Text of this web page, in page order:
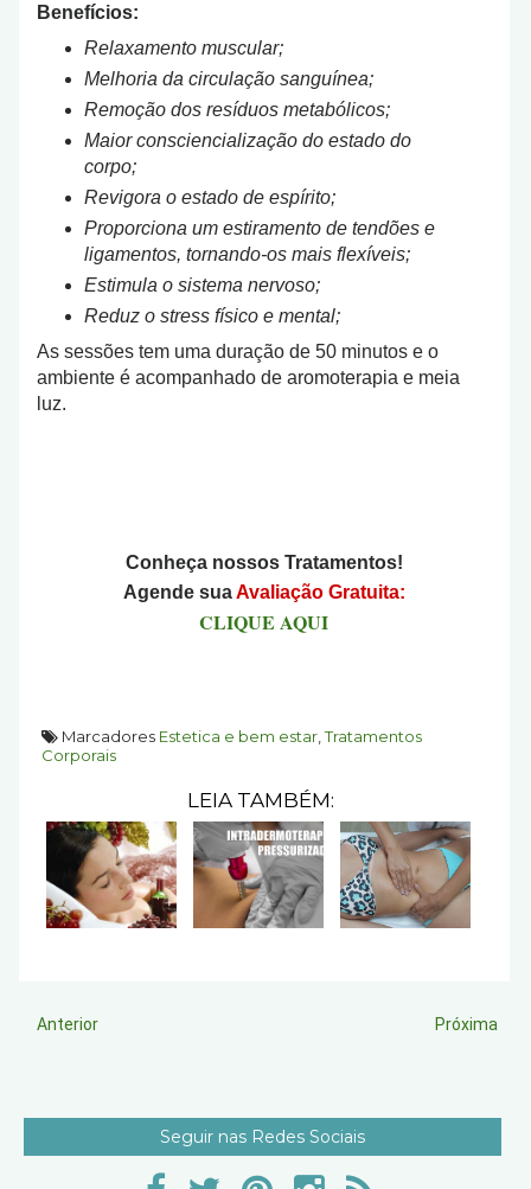
Benefícios:
Relaxamento muscular;
Melhoria da circulação sanguínea;
Remoção dos resíduos metabólicos;
Maior consciencialização do estado do
corpo;
Revigora o estado de espírito;
Proporciona um estiramento de tendões e
ligamentos, tornando-os mais flexíveis;
Estimula o sistema nervoso;
Reduz o stress físico e mental;
As sessões tem uma duração de 50 minutos e o
ambiente é acompanhado de aromoterapia e meia
luz.
Conheça nossos Tratamentos!
Agende suaAvaliação Gratuita:
CLIQUE AQUI
Marcadores Estetica e bem estar,Tratamentos
Corporais
LEIA TAMBÉM:
Anterior Próxima
Seguir nas Redes Sociais